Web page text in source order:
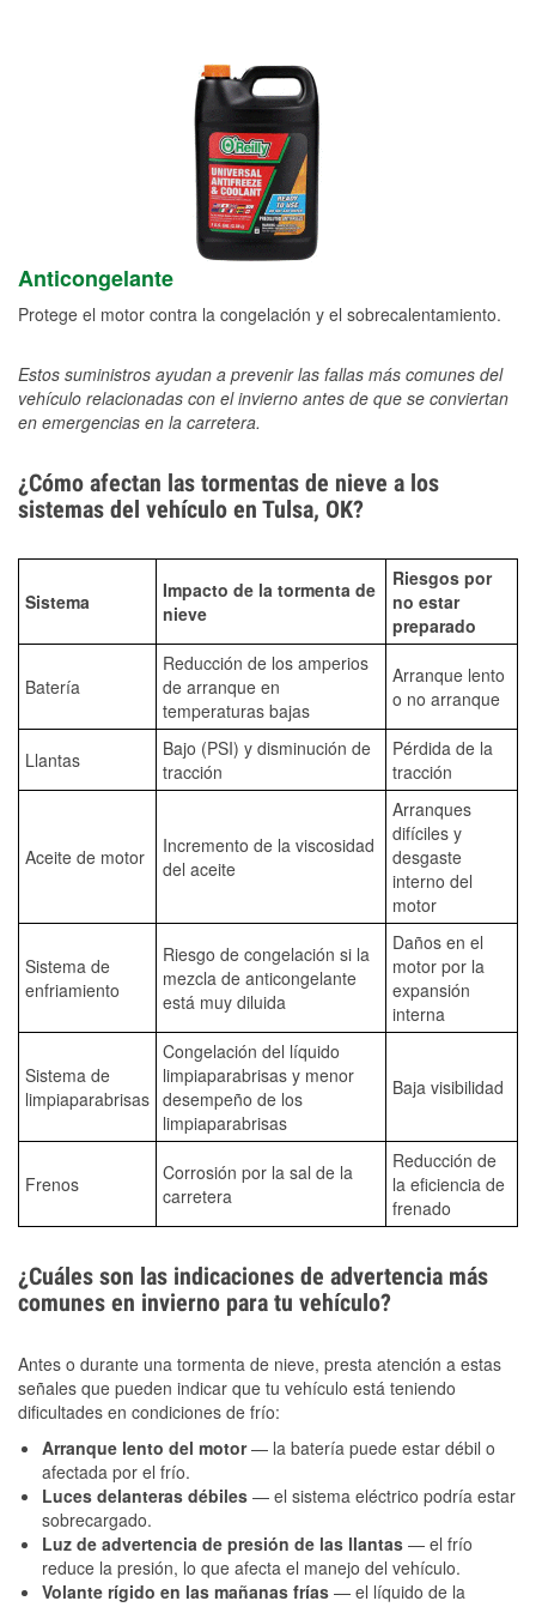
Anticongelante
Protege el motor contra la congelación y el sobrecalentamiento.
Estos suministros ayudan a prevenir las fallas más comunes del
vehículo relacionadas con el invierno antes de que se conviertan
en emergencias en la carretera.
¿Cómo afectan las tormentas de nieve a los
sistemas del vehículo en Tulsa, OK?
Sistema
Impacto de la tormenta de
nieve
Riesgos por
no estar
preparado
Batería
Reducción de los amperios
de arranque en
temperaturas bajas
Arranque lento
o no arranque
Llantas
Bajo (PSI) y disminución de
tracción
Pérdida de la
tracción
Aceite de motor
Incremento de la viscosidad
del aceite
Arranques
difíciles y
desgaste
interno del
motor
Sistema de
enfriamiento
Riesgo de congelación si la
mezcla de anticongelante
está muy diluida
Daños en el
motor por la
expansión
interna
Sistema de
limpiaparabrisas
Congelación del líquido
limpiaparabrisas y menor
desempeño de los
limpiaparabrisas
Baja visibilidad
Frenos
Corrosión por la sal de la
carretera
Reducción de
la eficiencia de
frenado
¿Cuáles son las indicaciones de advertencia más
comunes en invierno para tu vehículo?
Antes o durante una tormenta de nieve, presta atención a estas
señales que pueden indicar que tu vehículo está teniendo
dificultades en condiciones de frío:
Arranque lento del motor— la batería puede estar débil o
afectada por el frío.
Luces delanteras débiles — el sistema eléctrico podría estar
sobrecargado.
Luz de advertencia de presión de las llantas — el frío
reduce la presión, lo que afecta el manejo del vehículo.
Volante rígido en las mañanas frías — el líquido de la